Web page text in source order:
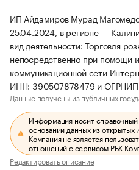
ИП Айдамиров Мурад
25.04.2024, в регионе —
вид деятельности: Торговля
непосредственно при помощи
коммуникационной сети
ИНН: 390507878479 и
Данные получены из публичных
Информация носит справочный
основании данных из открытых
Компания не является
отношений с сервисом РБК
Редактировать описание